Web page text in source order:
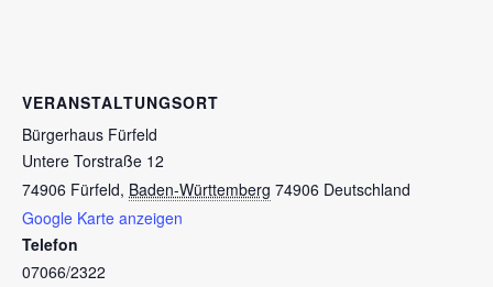
VERANSTALTUNGSORT
Bürgerhaus Fürfeld
Untere Torstraße 12
74906 Fürfeld, Baden-Württemberg 74906 Deutschland
Google Karte anzeigen
Telefon
07066/2322